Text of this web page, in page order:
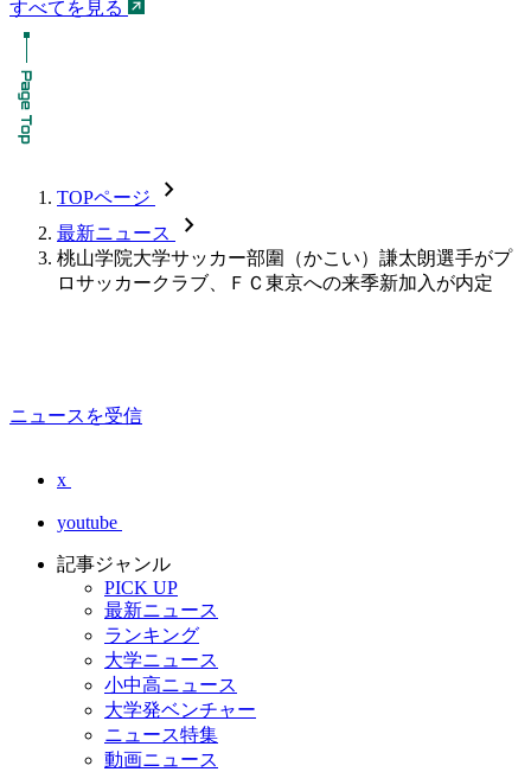
すべてを見る
TOPページ chevron_forward
最新ニュース chevron_forward
桃山学院大学サッカー部圍（かこい）謙太朗選手がプ
ロサッカークラブ、ＦＣ東京への来季新加入が内定
ニュースを受信
x
youtube
記事ジャンル
PICK UP
最新ニュース
ランキング
大学ニュース
小中高ニュース
大学発ベンチャー
ニュース特集
動画ニュース